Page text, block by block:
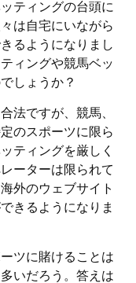
ティングの台頭に
は自宅にいながら
るようになりまし
ィングや競馬ベッ
しょうか？
法ですが、競馬、
のスポーツに限ら
ティングを厳しく
ーターは限られて
外のウェブサイト
きるようになりま
ツに賭けることは
いだろう。答えは